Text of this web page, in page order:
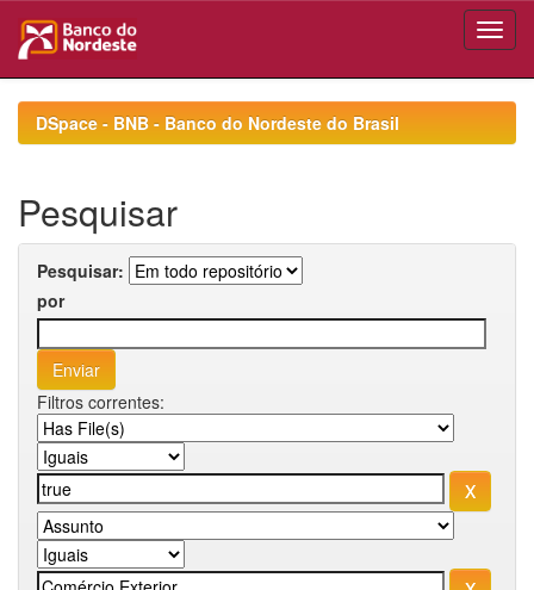
navigationDSpace - BNB - Banco do Nordeste do Brasil
Pesquisar
Pesquisar:
por
Filtros correntes: